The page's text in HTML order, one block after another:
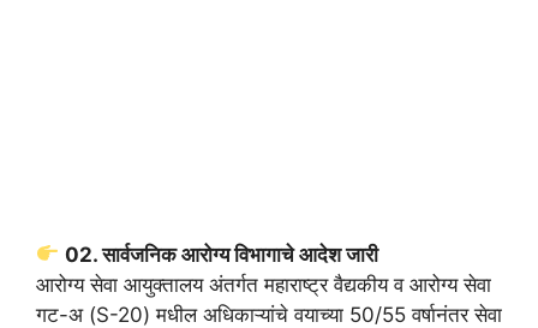
02. सार्वजनिक आरोग्य विभागाचे आदेश जारी
आरोग्य सेवा आयुक्तालय अंतर्गत महाराष्ट्र वैद्यकीय व आरोग्य सेवा
गट-अ (S-20) मधील अधिकाऱ्यांचे वयाच्या 50/55 वर्षानंतर सेवा